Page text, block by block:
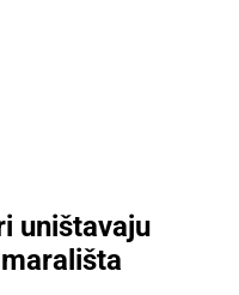
uništavaju